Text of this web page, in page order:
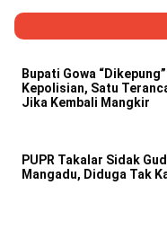
Bupati Gowa
Kepolisian, Satu
Jika Kembali Mangkir
PUPR Takalar Sidak
Mangadu, Diduga Tak